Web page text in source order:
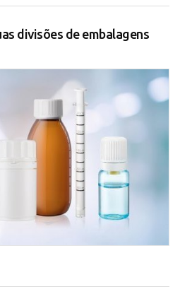
divisões de embalagens